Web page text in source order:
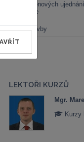
Změna cenových
energetice
Černé stavby
LEKTOŘI KURZŮ
Mgr.
Kurzy